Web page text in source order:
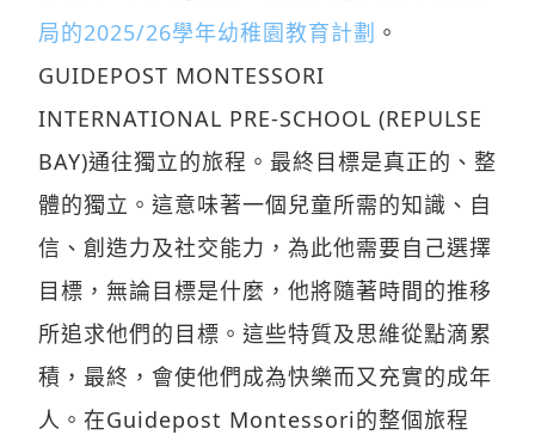
局的2025/26學年幼稚園教育計劃 。
GUIDEPOST MONTESSORI
INTERNATIONAL PRE-SCHOOL (REPULSE
BAY)通往獨立的旅程。最終目標是真正的、整
體的獨立。這意味著一個兒童所需的知識、自
信、創造力及社交能力，為此他需要自己選擇
目標，無論目標是什麼，他將隨著時間的推移
所追求他們的目標。這些特質及思維從點滴累
積，最終，會使他們成為快樂而又充實的成年
人。在Guidepost Montessori的整個旅程